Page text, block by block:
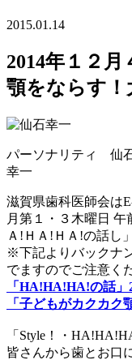
2015.01.14
2014年１２
顎をならす！
パーソナリティ 仙
幸一
滋賀県歯科医師会は
月第１・３木曜日 午
Ａ!ＨＡ!ＨＡ!の話し
※下記よりバックナ
でますのでご注意く
「HA!HA!HA!の話」
「子どもがカクカク
「Style！・
皆さんから歯とお口